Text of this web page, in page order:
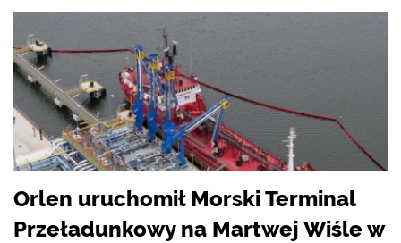
Orlen uruchomił Morski Terminal
Przeładunkowy na Martwej Wiśle w